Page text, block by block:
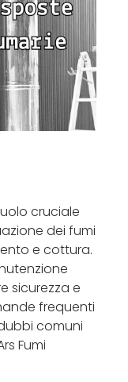
cruciale
dei fumi
e cottura.
sicurezza e
frequenti
comuni
Fumi